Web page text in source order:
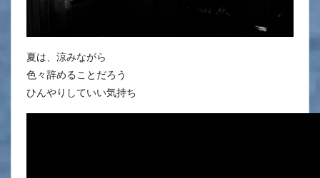
夏は、涼みながら
色々辞めることだろう
ひんやりしていい気持ち